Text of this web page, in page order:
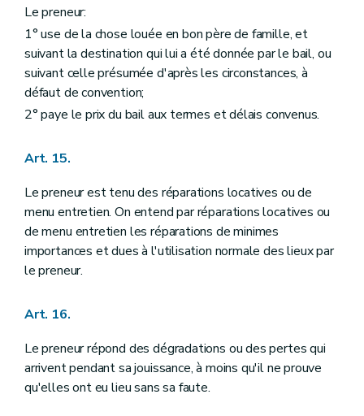
Le preneur:
1° use de la chose louée en bon père de famille, et
suivant la destination qui lui a été donnée par le bail, ou
suivant celle présumée d'après les circonstances, à
défaut de convention;
2° paye le prix du bail aux termes et délais convenus.
Art. 15.
Le preneur est tenu des réparations locatives ou de
menu entretien. On entend par réparations locatives ou
de menu entretien les réparations de minimes
importances et dues à l'utilisation normale des lieux par
le preneur.
Art. 16.
Le preneur répond des dégradations ou des pertes qui
arrivent pendant sa jouissance, à moins qu'il ne prouve
qu'elles ont eu lieu sans sa faute.